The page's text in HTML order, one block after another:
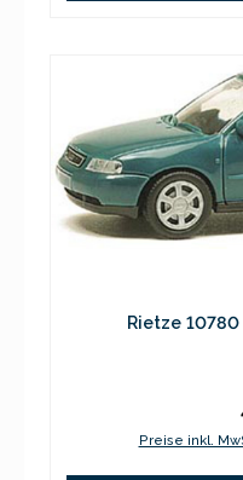
Rietze
Preise inkl.